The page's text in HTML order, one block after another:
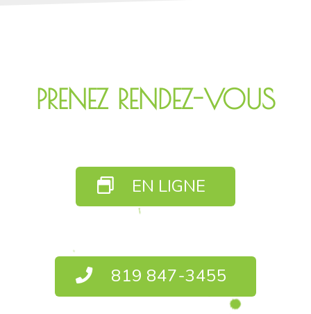
PRENEZ RENDEZ-VOUS
EN LIGNE
819 847-3455